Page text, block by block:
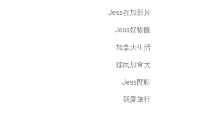
Jess在加影片
Jess好物團
加拿大生活
移民加拿大
Jess閒聊
我愛旅行